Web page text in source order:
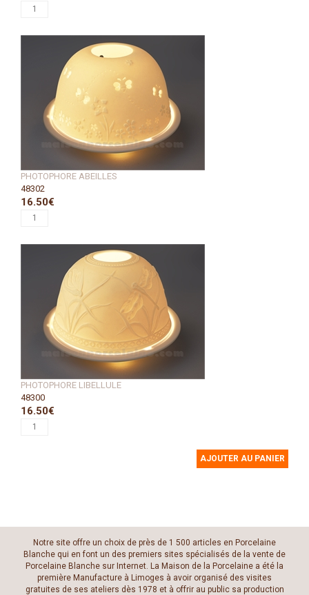
PHOTOPHORE ABEILLES
48302
16.50€
PHOTOPHORE LIBELLULE
48300
16.50€
AJOUTER AU PANIER
Notre site offre un choix de près de 1 500 articles en Porcelaine
Blanche qui en font un des premiers sites spécialisés de la vente de
Porcelaine Blanche sur Internet. La Maison de la Porcelaine a été la
première Manufacture à Limoges à avoir organisé des visites
gratuites de ses ateliers dès 1978 et à offrir au public sa production